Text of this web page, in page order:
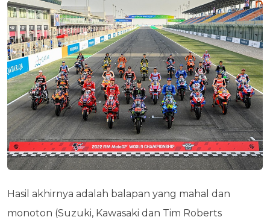
Hasil akhirnya adalah balapan yang mahal dan
monoton (Suzuki, Kawasaki dan Tim Roberts